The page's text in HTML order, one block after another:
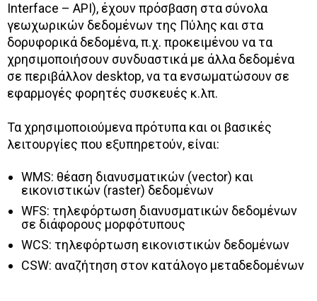
Interface – API), έχουν πρόσβαση στα σύνολα
γεωχωρικών δεδομένων της Πύλης και στα
δορυφορικά δεδομένα, π.χ. προκειμένου να τα
χρησιμοποιήσουν συνδυαστικά με άλλα δεδομένα
σε περιβάλλον desktop, να τα ενσωματώσουν σε
εφαρμογές φορητές συσκευές κ.λπ.
Τα χρησιμοποιούμενα πρότυπα και οι βασικές
λειτουργίες που εξυπηρετούν, είναι:
WMS: θέαση διανυσματικών (vector) και
εικονιστικών (raster) δεδομένων
WFS: τηλεφόρτωση διανυσματικών δεδομένων
σε διάφορους μορφότυπους
WCS: τηλεφόρτωση εικονιστικών δεδομένων
CSW: αναζήτηση στον κατάλογο μεταδεδομένων